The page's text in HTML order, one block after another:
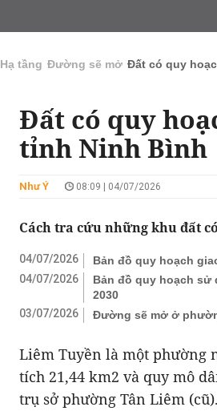
Hạ tầng Đường sẽ mở Đất có quy
Đất có quy
tỉnh Ninh Bình
Như Ý 08:09 | 04/07/2026
Cách tra cứu những khu đất
04/07/2026
Bản đồ quy hoạch
04/07/2026
Bản đồ quy hoạch sử
2030
03/07/2026
Đường sẽ mở ở
Liêm Tuyền là một phường
tích 21,44 km2 và quy mô
trụ sở phường Tân Liêm (cũ).